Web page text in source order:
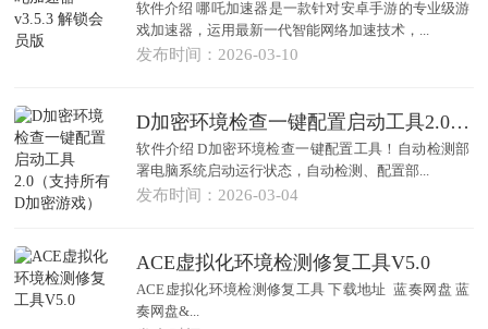
软件介绍 哪吒加速器是一款针对安卓手游的专业级游
戏加速器，运用最新一代智能网络加速技术，...
发布时间：2026-03-10
D加密环境检查一键配置启动工具2.0（支持所有D加密游戏）
软件介绍 D加密环境检查一键配置工具！自动检测部
署电脑系统启动运行状态，自动检测、配置部...
发布时间：2026-03-04
ACE虚拟化环境检测修复工具V5.0
ACE虚拟化环境检测修复工具 下载地址 蓝奏网盘 蓝
奏网盘&...